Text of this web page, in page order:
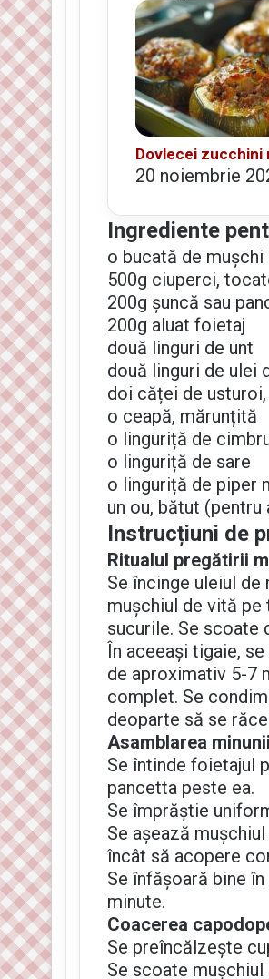
Dovlecei zucchini
20 noiembrie
Ingrediente
o bucată de
500g ciuperci,
200g șuncă sau
200g aluat foietaj
două linguri de unt
două linguri de ulei
doi căței de
o ceapă, mărunțită
o linguriță de
o linguriță de sare
o linguriță de piper
un ou, bătut (pentru
Instrucțiuni de
Ritualul pregătirii
Se încinge uleiul
mușchiul de vită
sucurile. Se scoate
În aceeași tigaie,
de aproximativ 5-7
complet. Se
deoparte să se
Asamblarea minunii
Se întinde foietajul
pancetta peste ea.
Se împrăștie
Se așează
încât să acopere
Se înfășoară bine
minute.
Coacerea
Se preîncălzește
Se scoate